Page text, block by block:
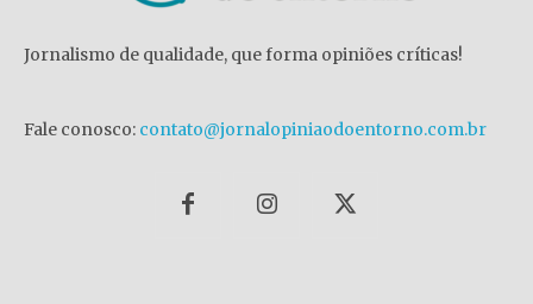
Jornalismo de qualidade, que forma opiniões críticas!
Fale conosco: contato@jornalopiniaodoentorno.com.br